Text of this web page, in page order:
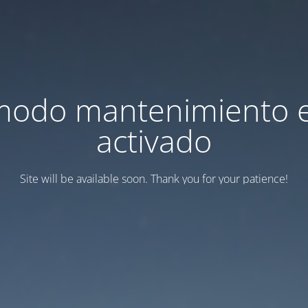
mantenimiento
activado
Site will be available soon. Thank you for your patience!